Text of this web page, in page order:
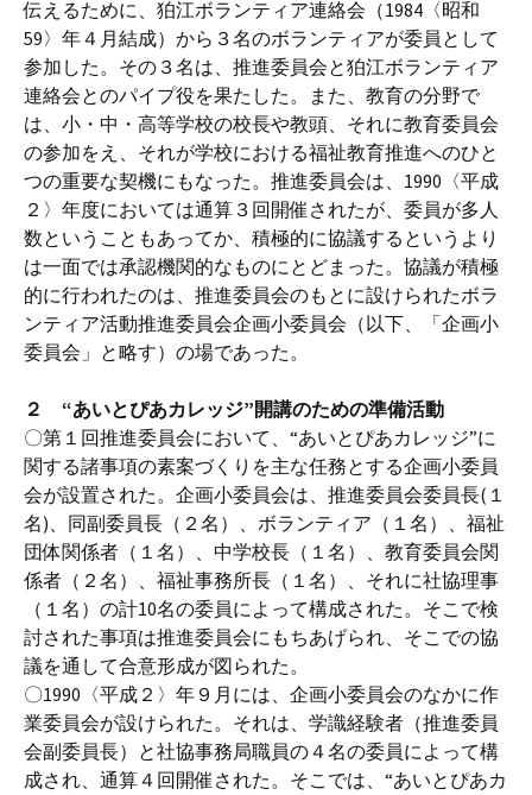
伝えるために、狛江ボランティア連絡会（1984〈昭和
59〉年４月結成）から３名のボランティアが委員として
参加した。その３名は、推進委員会と狛江ボランティア
連絡会とのパイプ役を果たした。また、教育の分野で
は、小・中・高等学校の校長や教頭、それに教育委員会
の参加をえ、それが学校における福祉教育推進へのひと
つの重要な契機にもなった。推進委員会は、1990〈平成
２〉年度においては通算３回開催されたが、委員が多人
数ということもあってか、積極的に協議するというより
は一面では承認機関的なものにとどまった。協議が積極
的に行われたのは、推進委員会のもとに設けられたボラ
ンティア活動推進委員会企画小委員会（以下、「企画小
委員会」と略す）の場であった。
２ “あいとぴあカレッジ”開講のための準備活動
〇第１回推進委員会において、“あいとぴあカレッジ”に
関する諸事項の素案づくりを主な任務とする企画小委員
会が設置された。企画小委員会は、推進委員会委員長(１
名)、同副委員長（２名）、ボランティア（１名）、福祉
団体関係者（１名）、中学校長（１名）、教育委員会関
係者（２名）、福祉事務所長（１名）、それに社協理事
（１名）の計10名の委員によって構成された。そこで検
討された事項は推進委員会にもちあげられ、そこでの協
議を通して合意形成が図られた。
〇1990〈平成２〉年９月には、企画小委員会のなかに作
業委員会が設けられた。それは、学識経験者（推進委員
会副委員長）と社協事務局職員の４名の委員によって構
成され、通算４回開催された。そこでは、“あいとぴあカ